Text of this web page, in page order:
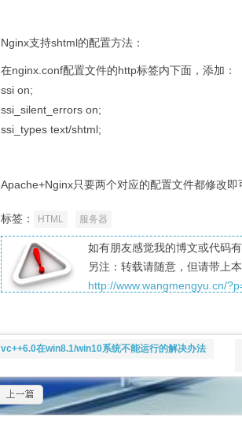
Nginx支持shtml的配置方法：
在nginx.conf配置文件的http标签内下面，添加：
ssi on;
ssi_silent_errors on;
ssi_types text/shtml;
Apache+Nginx只要两个对应的配置文件都修改即
标签： HTML 服务器
如有朋友感觉我的博文或代码
另注：转载请随意，但请带上
http://www.wangmengyu.cn/
vc++6.0在win8.1/win10系统不能运行的解决办法